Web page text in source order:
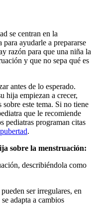
se centran en la
ayudarle a prepararse
razón para que una niña la
y que no sepa qué es
antes de lo esperado.
hija empiezan a crecer,
este tema. Si no tiene
que le recomiende
pediatras programan citas
pubertad.
sobre la menstruación:
describiéndola como
ser irregulares, en
adapta a cambios